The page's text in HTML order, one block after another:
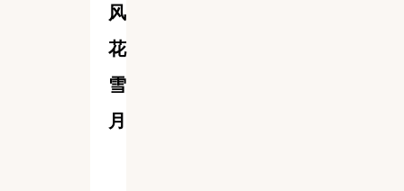
风
花
雪
月